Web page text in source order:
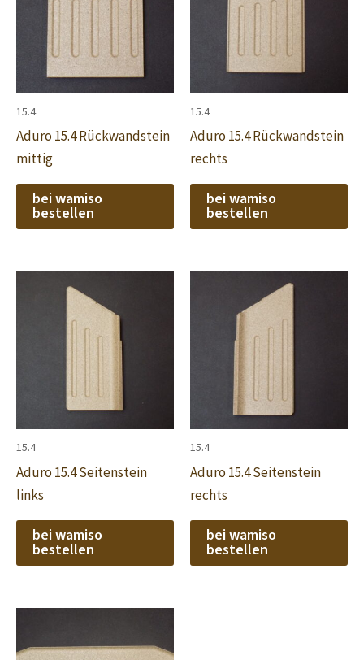
15.4
Aduro 15.4 Rückwandstein
mittig
bei wamiso
bestellen
15.4
Aduro 15.4 Rückwandstein
rechts
bei wamiso
bestellen
15.4
Aduro 15.4 Seitenstein
links
bei wamiso
bestellen
15.4
Aduro 15.4 Seitenstein
rechts
bei wamiso
bestellen